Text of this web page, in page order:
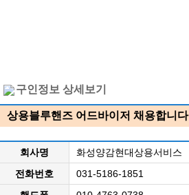
구인정보 상세보기
상용블루핸즈 어드바이저 채용합니다
회사명
화성양감현대상용서비스
전화번호
031-5186-1851